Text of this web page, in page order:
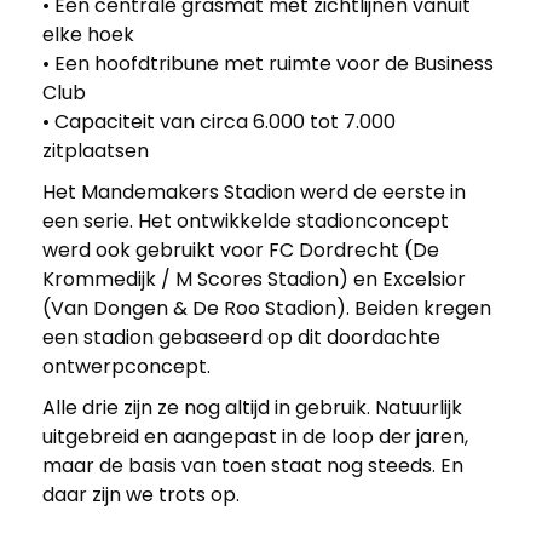
g
n
a
a
r
…
1
9
elke hoek
• Een hoofdtribune met ruimte voor de Business
Club
• Capaciteit van circa 6.000 tot 7.000
zitplaatsen
Het Mandemakers Stadion werd de eerste in
een serie. Het ontwikkelde stadionconcept
werd ook gebruikt voor FC Dordrecht (De
Krommedijk / M Scores Stadion) en Excelsior
(Van Dongen & De Roo Stadion). Beiden kregen
een stadion gebaseerd op dit doordachte
ontwerpconcept.
Alle drie zijn ze nog altijd in gebruik. Natuurlijk
uitgebreid en aangepast in de loop der jaren,
maar de basis van toen staat nog steeds. En
daar zijn we trots op.